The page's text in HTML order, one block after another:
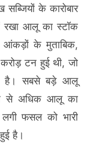
के कारोबार
रखा आलू का स्टॉक
आंकड़ों के मुताबिक,
टन हुई थी, जो
है। सबसे बड़े आलू
से अधिक आलू का
फसल को भारी
है।